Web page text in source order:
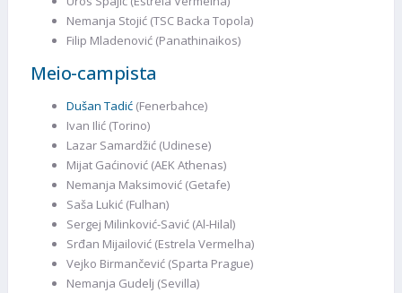
Nemanja Stojić (TSC Backa Topola)
Filip Mladenović (Panathinaikos)
Meio-campista
Dušan Tadić (Fenerbahce)
Ivan Ilić (Torino)
Lazar Samardžić (Udinese)
Mijat Gaćinović (AEK Athenas)
Nemanja Maksimović (Getafe)
Saša Lukić (Fulhan)
Sergej Milinković-Savić (Al-Hilal)
Srđan Mijailović (Estrela Vermelha)
Vejko Birmančević (Sparta Prague)
Nemanja Gudelj (Sevilla)